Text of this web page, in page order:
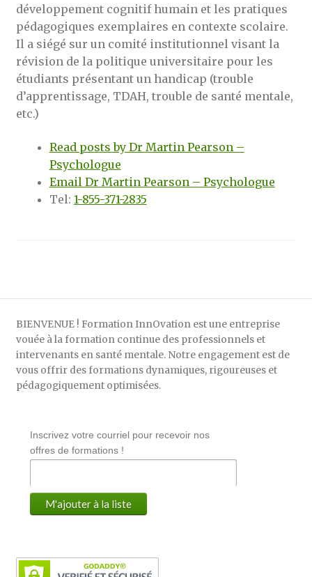
développement cognitif humain et les pratiques
pédagogiques exemplaires en contexte scolaire.
Il a siégé sur un comité institutionnel visant la
révision de la politique universitaire pour les
étudiants présentant un handicap (trouble
d’apprentissage, TDAH, trouble de santé mentale,
etc.)
Read posts by Dr Martin Pearson –
Psychologue
Email Dr Martin Pearson – Psychologue
Tel: 1-855-371-2835
BIENVENUE ! Formation InnOvation est une entreprise
vouée à la formation continue des professionnels et
intervenants en santé mentale. Notre engagement est de
vous offrir des formations dynamiques, rigoureuses et
pédagogiquement optimisées.
Inscrivez votre courriel pour recevoir nos
offres de formations !